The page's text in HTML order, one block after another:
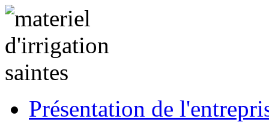
Présentation de